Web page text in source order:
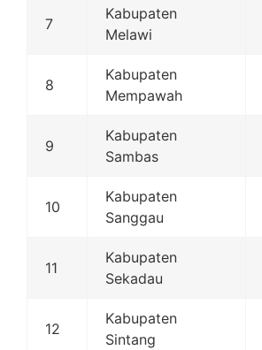
7
Kabupaten
Melawi
8
Kabupaten
Mempawah
9
Kabupaten
Sambas
10
Kabupaten
Sanggau
11
Kabupaten
Sekadau
12
Kabupaten
Sintang